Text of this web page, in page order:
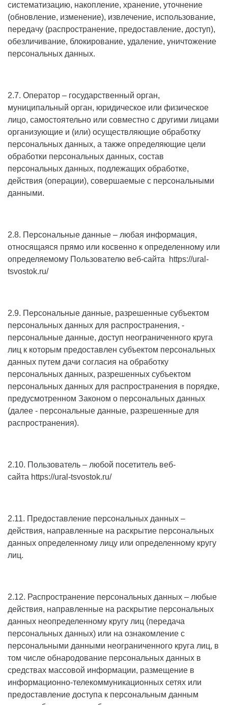
систематизацию, накопление, хранение, уточнение
(обновление, изменение), извлечение, использование,
передачу (распространение, предоставление, доступ),
обезличивание, блокирование, удаление, уничтожение
персональных данных.
2.7. Оператор – государственный орган,
муниципальный орган, юридическое или физическое
лицо, самостоятельно или совместно с другими лицами
организующие и (или) осуществляющие обработку
персональных данных, а также определяющие цели
обработки персональных данных, состав
персональных данных, подлежащих обработке,
действия (операции), совершаемые с персональными
данными.
2.8. Персональные данные – любая информация,
относящаяся прямо или косвенно к определенному или
определяемому Пользователю веб-сайта
https://ural-
tsvostok.ru/
2.9. Персональные данные, разрешенные субъектом
персональных данных для распространения, -
персональные данные, доступ неограниченного круга
лиц к которым предоставлен субъектом персональных
данных путем дачи согласия на обработку
персональных данных, разрешенных субъектом
персональных данных для распространения в порядке,
предусмотренном Законом о персональных данных
(далее - персональные данные, разрешенные для
распространения).
2.10. Пользователь – любой посетитель веб-
сайта https://ural-tsvostok.ru/
2.11. Предоставление персональных данных –
действия, направленные на раскрытие персональных
данных определенному лицу или определенному кругу
лиц.
2.12. Распространение персональных данных – любые
действия, направленные на раскрытие персональных
данных неопределенному кругу лиц (передача
персональных данных) или на ознакомление с
персональными данными неограниченного круга лиц, в
том числе обнародование персональных данных в
средствах массовой информации, размещение в
информационно-телекоммуникационных сетях или
предоставление доступа к персональным данным